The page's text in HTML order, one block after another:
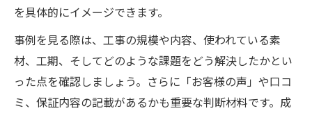
を具体的にイメージできます。
事例を見る際は、工事の規模や内容、使われている素
材、工期、そしてどのような課題をどう解決したかとい
った点を確認しましょう。さらに「お客様の声」や口コ
ミ、保証内容の記載があるかも重要な判断材料です。成